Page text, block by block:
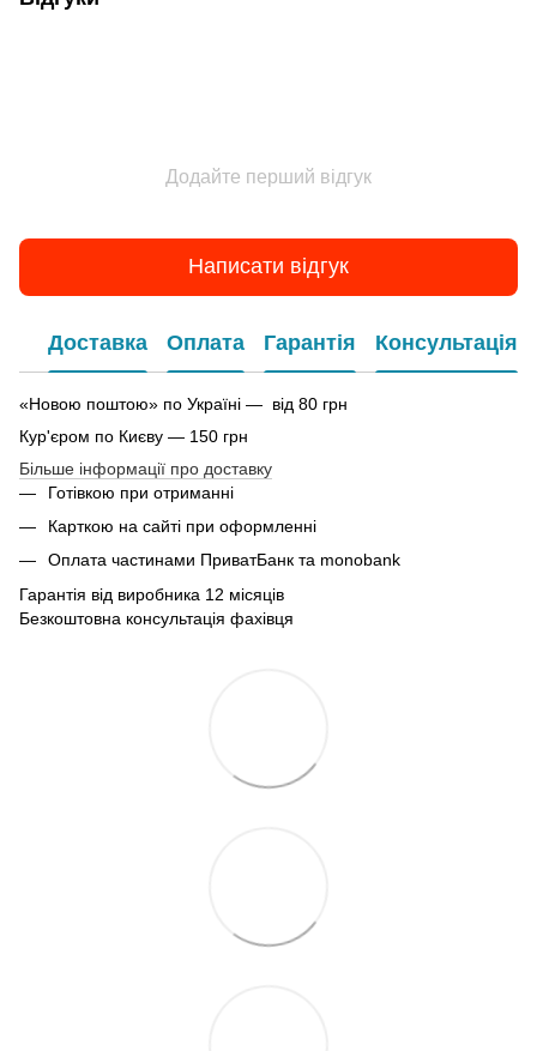
Додайте перший відгук
Написати відгук
Доставка Оплата Гарантія Консультація
«Новою поштою» по Україні — від 80 грн
Кур'єром по Києву — 150 грн
Більше інформації про доставку
Готівкою при отриманні
Карткою на сайті при оформленні
Оплата частинами ПриватБанк та monobank
Гарантія від виробника 12 місяців
Безкоштовна консультація фахівця